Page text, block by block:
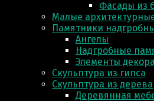
Фасады из
Малые
Памятники
Ангелы
Надгробные
Элементы декора
Скульптура из гипса
Скульптура из деревa
Деревянная